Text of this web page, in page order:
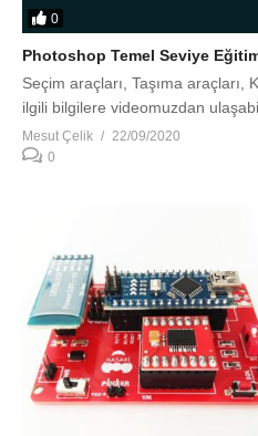
0
Photoshop Temel Seviye
Seçim araçları, Taşıma araçları,
ilgili bilgilere videomuzdan
Mesut Çelik
22/09/2020
0